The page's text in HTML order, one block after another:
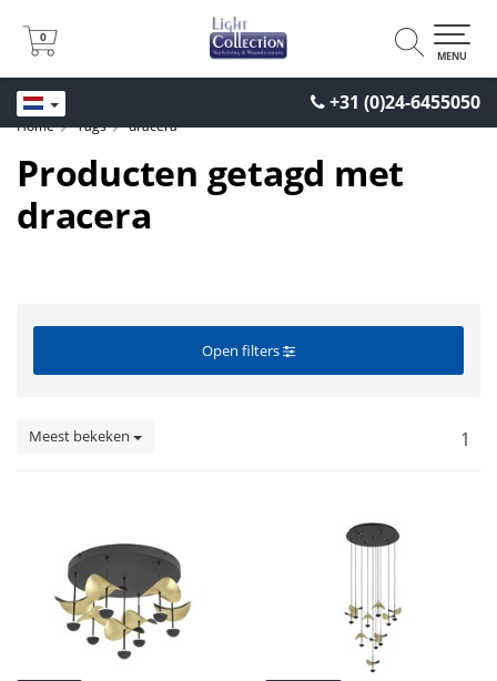
+31 (0)24-6455050
0
0
MENU
Home Tags dracera
Producten getagd met
dracera
Open filters
Meest bekeken 1